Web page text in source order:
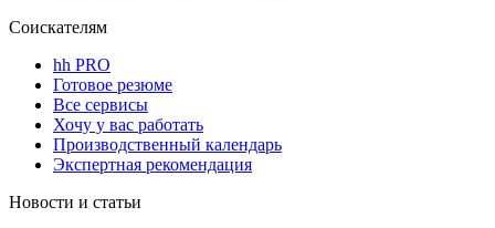
Соискателям
hh PRO
Готовое резюме
Все сервисы
Хочу у вас работать
Производственный календарь
Экспертная рекомендация
Новости и статьи